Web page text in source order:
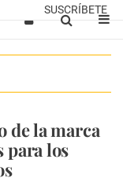
SUSCRÍBETE
de la marca
para los